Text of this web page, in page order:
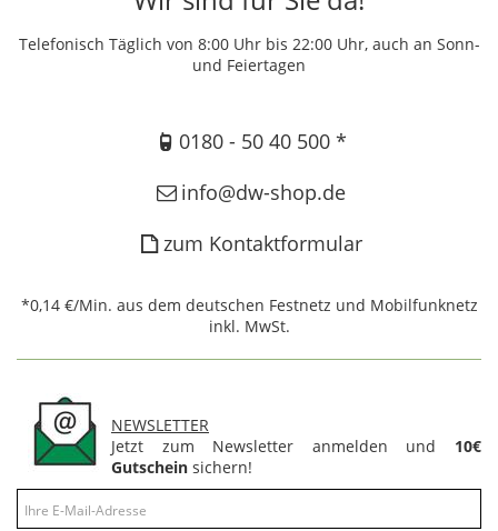
Telefonisch Täglich von 8:00 Uhr bis 22:00 Uhr, auch an Sonn-
und Feiertagen
0180 - 50 40 500 *
info@dw-shop.de
zum Kontaktformular
*0,14 €/Min. aus dem deutschen Festnetz und Mobilfunknetz
inkl. MwSt.
NEWSLETTER
Jetzt zum Newsletter anmelden und 10€
Gutschein sichern!